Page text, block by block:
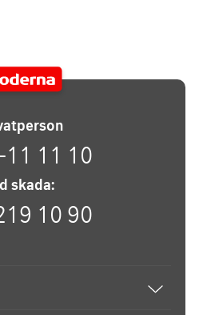
11 10
skada:
10 90